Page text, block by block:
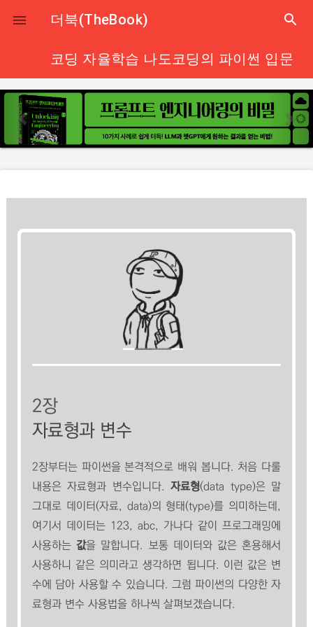
close
 더북(TheBook) search
코딩 자율학습 나도코딩의 파이썬 입문
p
r
e
o
s
n
e
x
2장
자료형과 변수
2장부터는 파이썬을 본격적으로 배워 봅니다. 처음 다룰
내용은 자료형과 변수입니다.자료형(data type)은 말
그대로 데이터(자료, data)의 형태(type)를 의미하는데,
여기서 데이터는 123, abc, 가나다 같이 프로그래밍에
사용하는 값을 말합니다. 보통 데이터와 값은 혼용해서
사용하니 같은 의미라고 생각하면 됩니다. 이런 값은 변
수에 담아 사용할 수 있습니다. 그럼 파이썬의 다양한 자
료형과 변수 사용법을 하나씩 살펴보겠습니다.